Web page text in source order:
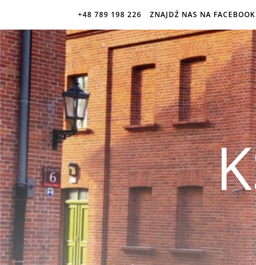
+48 789 198 226 ZNAJDŹ NAS NA